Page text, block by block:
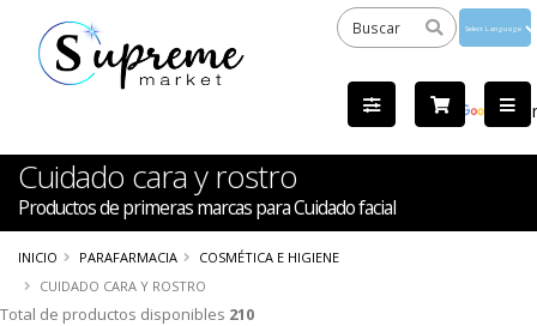
by
Cuidado cara y rostro
Productos de primeras marcas para Cuidado facial
INICIO PARAFARMACIA
COSMÉTICA E HIGIENE
CUIDADO CARA Y ROSTRO
Total de productos disponibles 210